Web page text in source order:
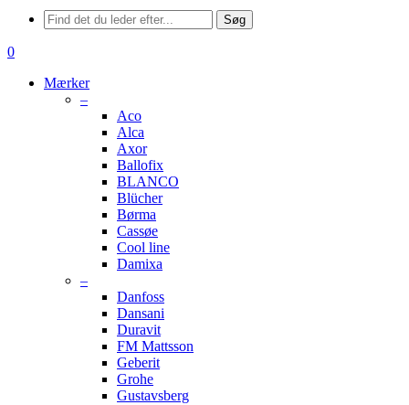
Menu
Søg
søge
0
Mærker
–
Aco
Alca
Axor
Ballofix
BLANCO
Blücher
Børma
Cassøe
Cool line
Damixa
–
Danfoss
Dansani
Duravit
FM Mattsson
Geberit
Grohe
Gustavsberg